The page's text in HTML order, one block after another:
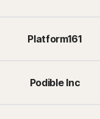
Platform161
Podible Inc